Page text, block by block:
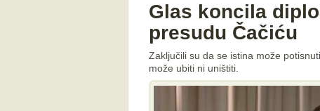
Glas koncila
presudu Čačiću
Zaključili su da se istina može
može ubiti ni uništiti.